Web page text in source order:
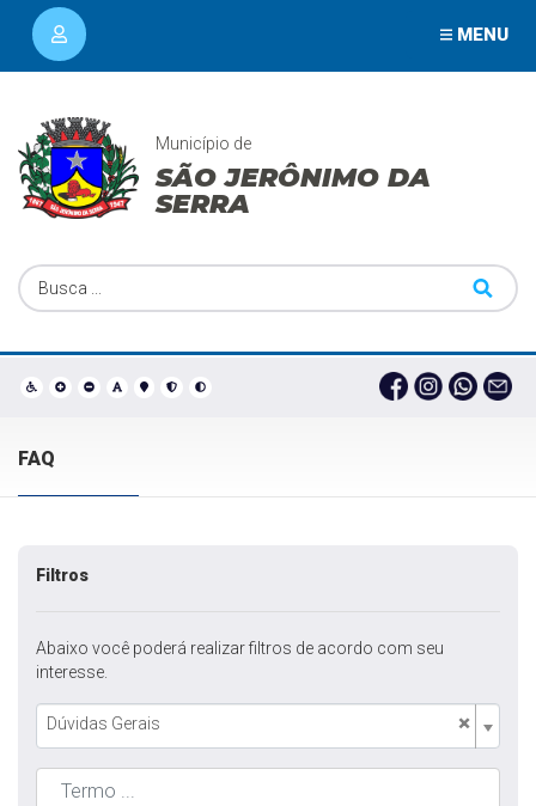
MENU
Município de
SÃO JERÔNIMO DA
SERRA
FAQ
Filtros
Abaixo você poderá realizar filtros de acordo com seu
interesse.
×
Dúvidas Gerais